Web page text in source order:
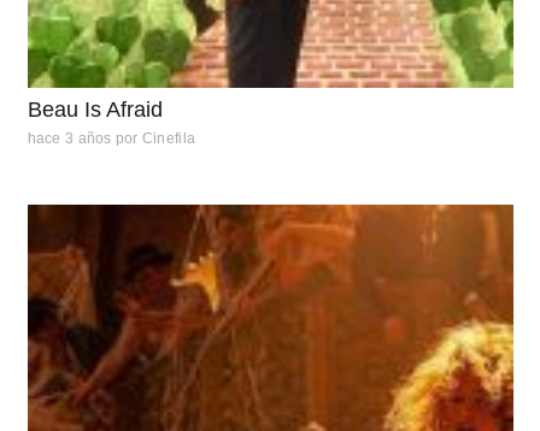
Beau Is Afraid
hace 3 años por Cinefila